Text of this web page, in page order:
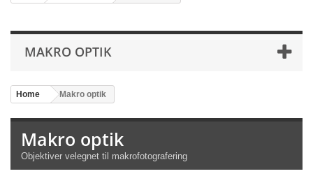
MAKRO OPTIK
Home >Makro optik
Makro optik
Objektiver velegnet til makrofotografering